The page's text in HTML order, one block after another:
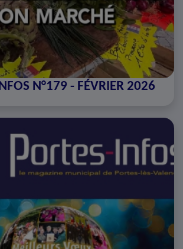
N°179 - FÉVRIER 2026